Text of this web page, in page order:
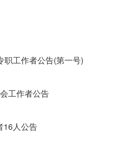
职工作者公告(第一号)
工作者公告
16人公告